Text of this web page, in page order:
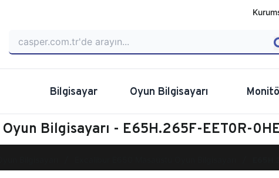
Bilgisayar Oyun Bilgisayarı
Bilgisayarı - E65H.265F-EET0R-